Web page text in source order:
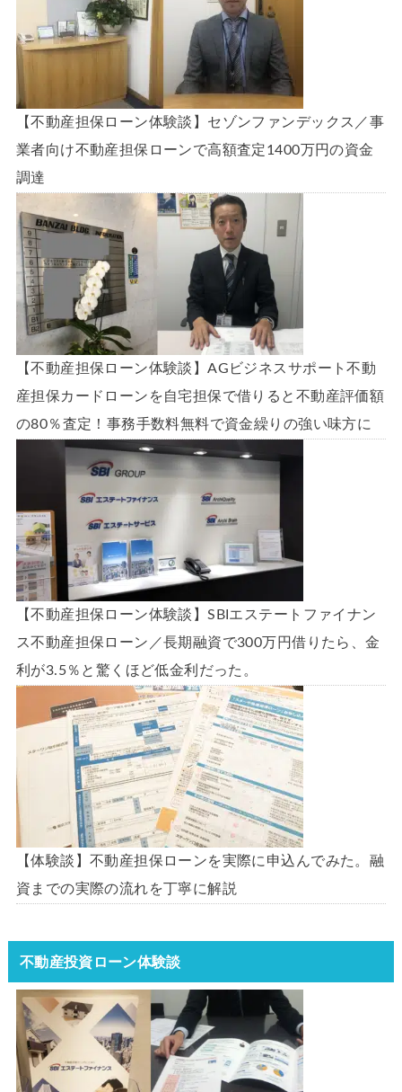
【不動産担保ローン体験談】セゾンファンデックス／事
業者向け不動産担保ローンで高額査定1400万円の資金
調達
【不動産担保ローン体験談】AGビジネスサポート不動
産担保カードローンを自宅担保で借りると不動産評価額
の80％査定！事務手数料無料で資金繰りの強い味方に
【不動産担保ローン体験談】SBIエステートファイナン
ス不動産担保ローン／長期融資で300万円借りたら、金
利が3.5％と驚くほど低金利だった。
【体験談】不動産担保ローンを実際に申込んでみた。融
資までの実際の流れを丁寧に解説
不動産投資ローン体験談